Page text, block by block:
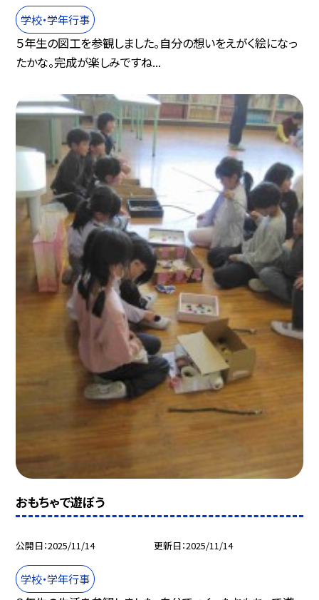
学校・学年行事
５年生の図工を参観しました。自分の想いをえがく絵になっ
たかな。完成が楽しみですね...
おもちゃで遊ぼう
公開日 2025/11/14 更新日 2025/11/14
学校・学年行事